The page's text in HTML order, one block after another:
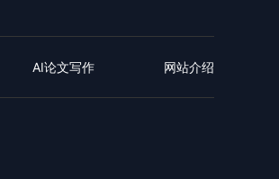
AI论文写作 网站介绍